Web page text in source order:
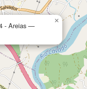
- Areias —
×